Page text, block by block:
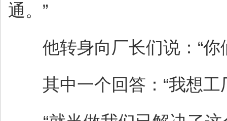
通。”
他转身向厂长们说：“你
其中一个回答：“我想工